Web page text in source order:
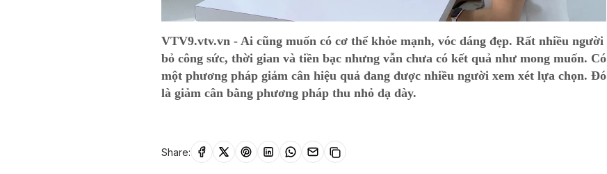
VTV9.vtv.vn - Ai cũng muốn có cơ thể khỏe mạnh, vóc dáng đẹp. Rất nhiều người
bỏ công sức, thời gian và tiền bạc nhưng vẫn chưa có kết quả như mong muốn. Có
một phương pháp giảm cân hiệu quả đang được nhiều người xem xét lựa chọn. Đó
là giảm cân bằng phương pháp thu nhỏ dạ dày.
Share: